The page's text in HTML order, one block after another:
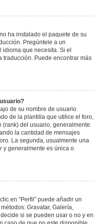
ha instalado el paquete de su
Pregúntele a un
que necesita. Si el
traducción. Puede encontrar más
de su nombre de usuario
de la plantilla que utilice el foro,
(rank) del usuario, generalmente
la cantidad de mensajes
La segunda, usualmente una
y generalmente es única o
en “Perfil” puede añadir un
Gravatar, Galería,
si se pueden usar o no y en